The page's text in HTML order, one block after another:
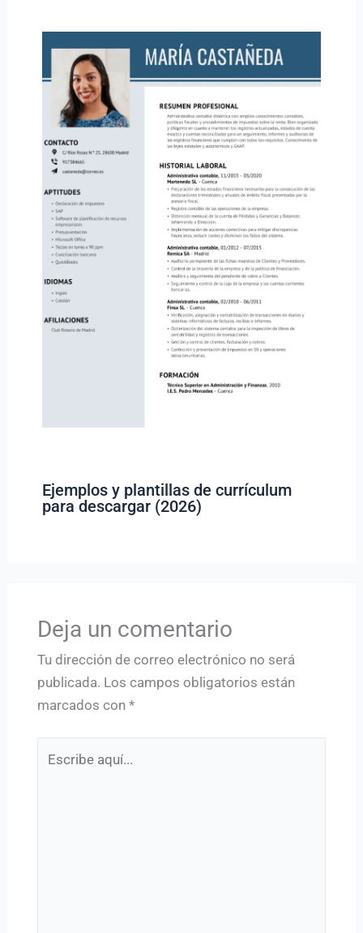
Ejemplos y plantillas de currículum
para descargar (2026)
Deja un comentario
Tu dirección de correo electrónico no será
publicada. Los campos obligatorios están
marcados con *